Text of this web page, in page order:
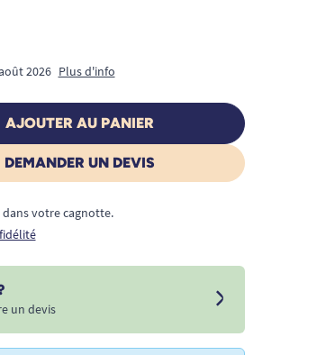
2026 Plus d'info
AJOUTER AU PANIER
DEMANDER UN DEVIS
dans votre cagnotte.
un devis